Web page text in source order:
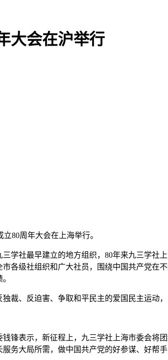
大会在沪举行
80周年大会在上海举行。
社最早建立的地方组织，80年来九三学社
各级社组织和广大社员，围绕中国共产党在
、反迫害、争取和平民主的爱国民主运动，
表示，新征程上，九三学社上海市委会将
务大局所需，做中国共产党的好参谋、好帮